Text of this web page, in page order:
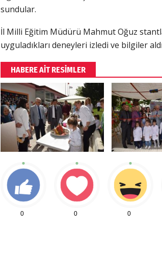
sundular.
İl Milli Eğitim Müdürü Mahmut Oğuz
uyguladıkları deneyleri izledi ve bilgiler
HABERE AİT RESİMLER
0 0 0
(20 Şubat - 20 Mart)
Balık Burcunun 07.08.2026 Günlük Yorumu